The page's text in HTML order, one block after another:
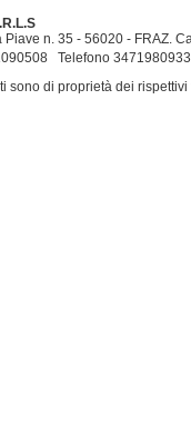
n. 35 - 56020 - FRAZ.
Telefono
sono di proprietà dei rispettivi